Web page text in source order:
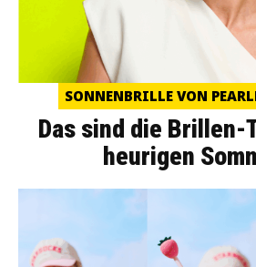
SONNENBRILLE VON
Das sind die Brillen-
heurigen